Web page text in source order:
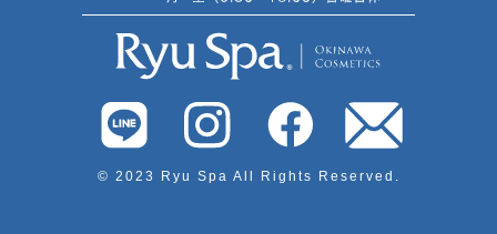
© 2023 Ryu Spa All Rights Reserved.